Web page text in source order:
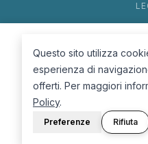
Questo sito utilizza
esperienza di
offerti. Per maggiori
Policy.
Preferenze Rifiuta